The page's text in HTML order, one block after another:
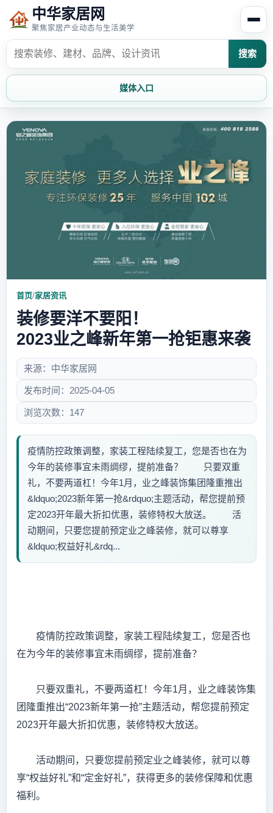
中华家居网
聚焦家居产业动态与生活美学
搜索
媒体入口
首页
时尚饰家 装修设计
家居文化
创意家居
首页/家居资讯
装修要洋不要阳！
2023业之峰新年第一抢钜惠来袭
来源：中华家居网
发布时间：2025-04-05
浏览次数：147
疫情防控政策调整，家装工程陆续复工，您是否也在为
今年的装修事宜未雨绸缪，提前准备？ 只要双重
礼，不要两道杠！今年1月，业之峰装饰集团隆重推出
&ldquo;2023新年第一抢&rdquo;主题活动，帮您提前预
定2023开年最大折扣优惠，装修特权大放送。 活
动期间，只要您提前预定业之峰装修，就可以尊享
&ldquo;权益好礼&rdq...
疫情防控政策调整，家装工程陆续复工，您是否也
在为今年的装修事宜未雨绸缪，提前准备？
只要双重礼，不要两道杠！今年1月，业之峰装饰集
团隆重推出“2023新年第一抢”主题活动，帮您提前预定
2023开年最大折扣优惠，装修特权大放送。
活动期间，只要您提前预定业之峰装修，就可以尊
享“权益好礼”和“定金好礼”，获得更多的装修保障和优惠
福利。